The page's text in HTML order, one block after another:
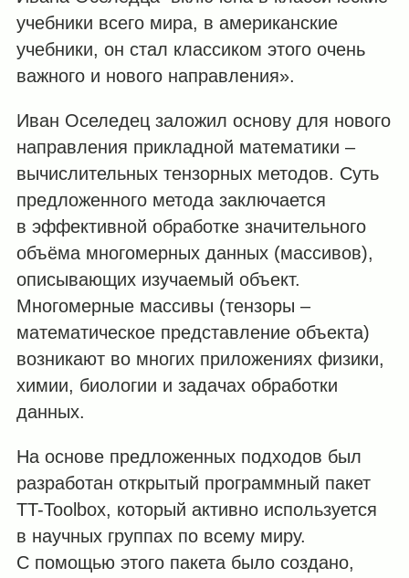
учебники всего мира, в американские
учебники, он стал классиком этого очень
важного и нового направления».
Иван Оселедец заложил основу для нового
направления прикладной математики –
вычислительных тензорных методов. Суть
предложенного метода заключается
в эффективной обработке значительного
объёма многомерных данных (массивов),
описывающих изучаемый объект.
Многомерные массивы (тензоры –
математическое представление объекта)
возникают во многих приложениях физики,
химии, биологии и задачах обработки
данных.
На основе предложенных подходов был
разработан открытый программный пакет
TT-Toolbox, который активно используется
в научных группах по всему миру.
С помощью этого пакета было создано,